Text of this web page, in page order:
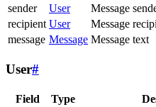
sender
User
Message
recipient User
Message
message Message Message text
User#
Field Type